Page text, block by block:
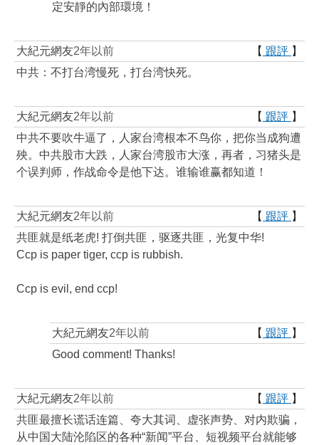
定安靜的內部環境！
大紀元網友2年以前 【 跟評 】
中共：不打台湾慢死，打台湾快死。
大紀元網友2年以前 【 跟評 】
中共不要吹牛逼了，人家台湾根本不鸟你，把你当成狗遭
殃。中共股市大跌，人家台湾股市大涨，再者，习猪头是
个误判师，作战命令是他下达。谁输谁赢都知道！
大紀元網友2年以前 【 跟評 】
共匪就是纸老虎! 打倒共匪，驱逐共匪，光复中华!
Ccp is paper tiger, ccp is rubbish.
Ccp is evil, end ccp!
大紀元網友2年以前 【 跟評 】
Good comment! Thanks!
大紀元網友2年以前 【 跟評 】
共匪最擅长谎话连篇、夸大其词、虚张声势、对内欺骗，
从中国大陆沦陷区的各种“新闻”平台、短视频平台就能够